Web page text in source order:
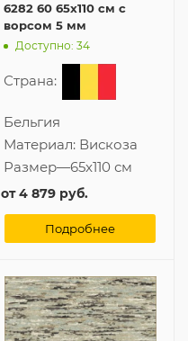
6282 60 65x110 см с
ворсом 5 мм
Доступно: 34
Страна:
Бельгия
Материал: Вискоза
Размер—65x110 см
от4 879 руб.
Подробнее